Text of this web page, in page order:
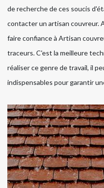
de recherche de ces soucis
contacter un artisan couvreur.
faire confiance à Artisan
traceurs. C'est la meilleure
réaliser ce genre de travail, il
indispensables pour garantir